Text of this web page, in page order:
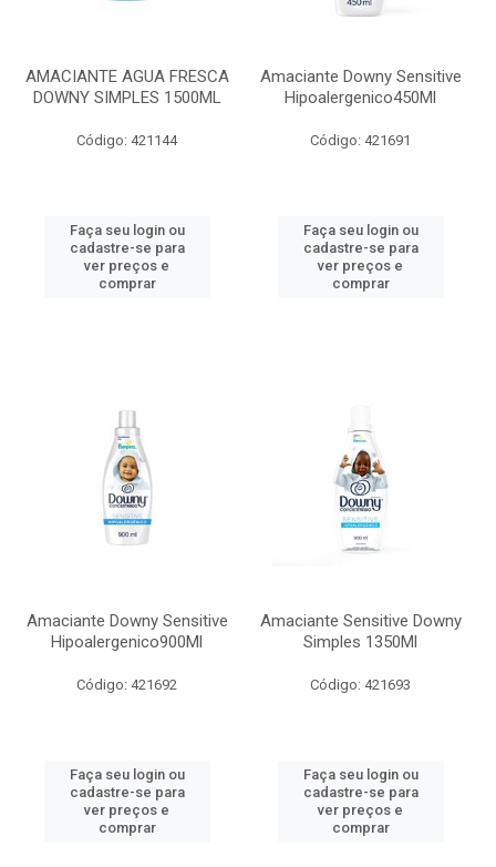
AMACIANTE AGUA FRESCA
DOWNY SIMPLES 1500ML
Código: 421144
Faça seu login ou
cadastre-se para
ver preços e
comprar
Amaciante Downy Sensitive
Hipoalergenico450Ml
Código: 421691
Faça seu login ou
cadastre-se para
ver preços e
comprar
Amaciante Downy Sensitive
Hipoalergenico900Ml
Código: 421692
Faça seu login ou
cadastre-se para
ver preços e
comprar
Amaciante Sensitive Downy
Simples 1350Ml
Código: 421693
Faça seu login ou
cadastre-se para
ver preços e
comprar